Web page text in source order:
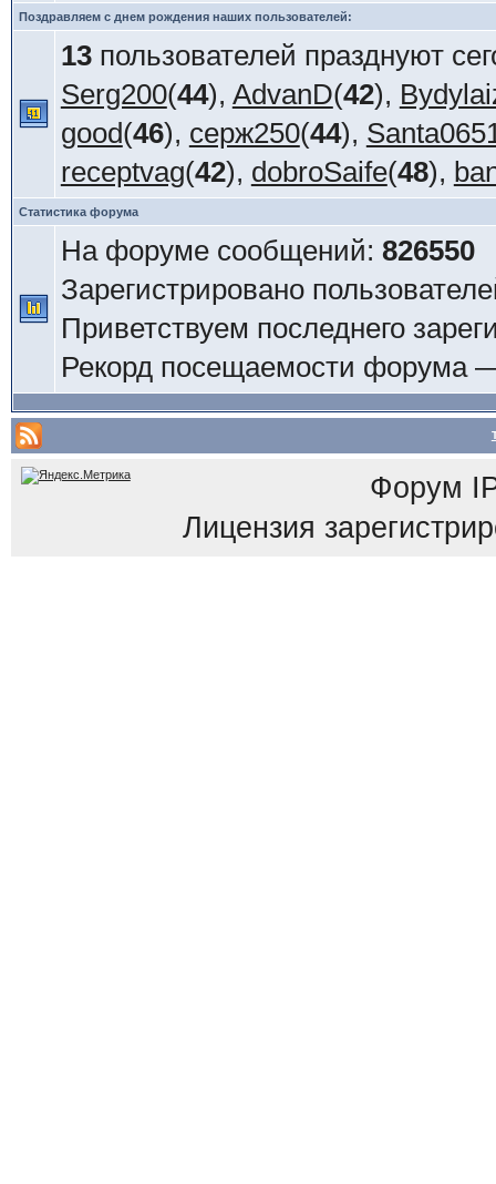
Поздравляем с днем рождения наших пользователей:
13пользователей празднуют
Serg200(44), AdvanD(42),
good(46), серж250(44),
receptvag(42), dobroSaife(48),
Статистика форума
На форуме сообщений: 826550
Зарегистрировано
Приветствуем последнего
Рекорд посещаемости форума
Форум
Лицензия